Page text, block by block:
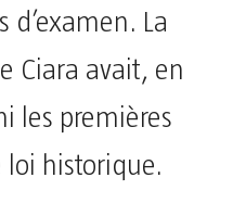
d’examen. La
Ciara avait, en
les premières
loi historique.